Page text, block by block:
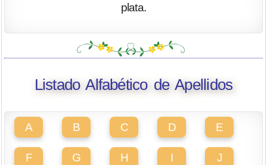
plata.
Listado Alfabético de Apellidos
A B C D E
F G H I J